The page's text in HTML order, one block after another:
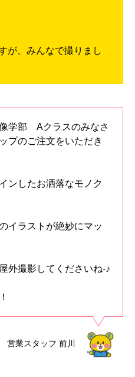
が、みんなで撮りまし
学部 Aクラスのみなさ
プのご注文をいただき
ンしたお洒落なモノク
イラストが絶妙にマッ
外撮影してくださいね-♪
営業スタッフ 前川